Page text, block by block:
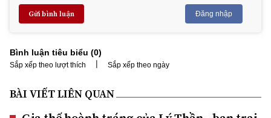
Gửi bình luận Đăng nhập
Bình luận tiêu biểu (0)
Sắp xếp theo lượt thích | Sắp xếp theo ngày
BÀI VIẾT LIÊN QUAN